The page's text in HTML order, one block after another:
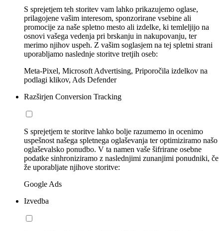
S sprejetjem teh storitev vam lahko prikazujemo oglase,
prilagojene vašim interesom, sponzorirane vsebine ali
promocije za naše spletno mesto ali izdelke, ki temleljijo na
osnovi vašega vedenja pri brskanju in nakupovanju, ter
merimo njihov uspeh. Z vašim soglasjem na tej spletni strani
uporabljamo naslednje storitve tretjih oseb:
Meta-Pixel, Microsoft Advertising, Priporočila izdelkov na
podlagi klikov, Ads Defender
Razširjen Conversion Tracking
S sprejetjem te storitve lahko bolje razumemo in ocenimo
uspešnost našega spletnega oglaševanja ter optimiziramo našo
oglaševalsko ponudbo. V ta namen vaše šifrirane osebne
podatke sinhroniziramo z naslednjimi zunanjimi ponudniki, če
že uporabljate njihove storitve:
Google Ads
Izvedba